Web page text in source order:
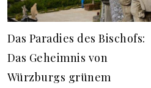
Das Paradies des Bischofs:
Das Geheimnis von
Würzburgs grünem